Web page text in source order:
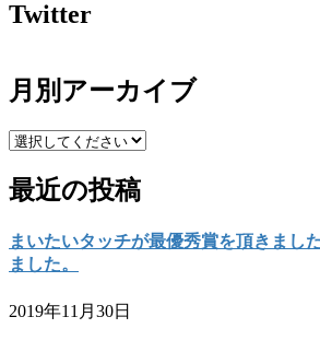
Twitter
月別アーカイブ
最近の投稿
まいたいタッチが最優秀賞を頂きまし
ました。
2019年11月30日